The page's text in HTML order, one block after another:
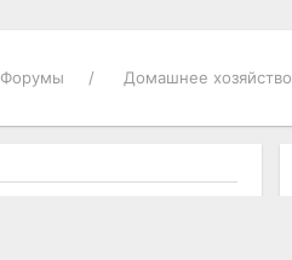
Форумы Домашнее хозяйство